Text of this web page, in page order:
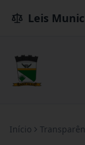
Leis
Início